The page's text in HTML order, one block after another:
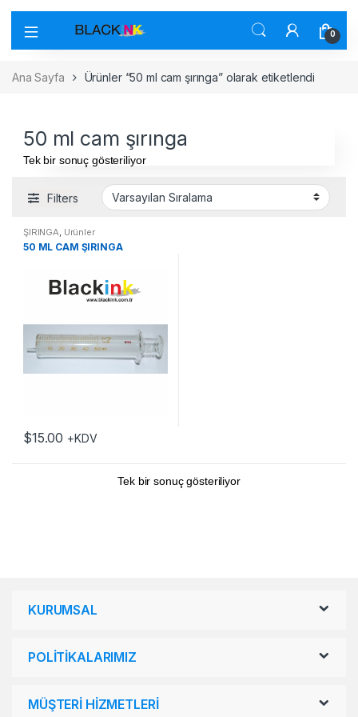
0
Ana Sayfa Ürünler “50 ml cam şırınga” olarak etiketlendi
50 ml cam şırınga
Tek bir sonuç gösteriliyor
Filters
ŞIRINGA, Ürünler
50 ML CAM ŞIRINGA
$15.00 +KDV
Tek bir sonuç gösteriliyor
KURUMSAL
POLİTİKALARIMIZ
MÜŞTERİ HİZMETLERİ